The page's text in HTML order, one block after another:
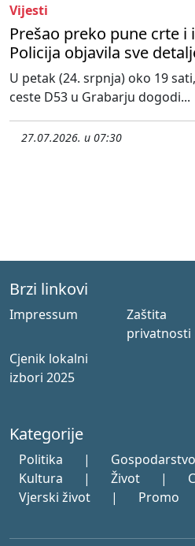
Vijesti
Prešao preko pune crte i
Policija objavila sve
U petak (24. srpnja) oko 19
ceste D53 u Grabarju dogodi...
27.07.2026. u 07:30
Brzi linkovi
Impressum
Zaštita
privatnosti
Cjenik lokalni
izbori 2025
Kategorije
Politika | Gospodarstvo
Kultura
| Život |
Vjerski život
| Promo